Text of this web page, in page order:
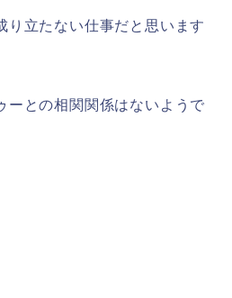
り立たない仕事だと思います
ーとの相関関係はないようで